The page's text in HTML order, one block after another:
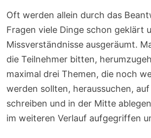
Oft werden allein durch das
Fragen viele Dinge schon geklärt
Missverständnisse ausgeräumt.
die Teilnehmer bitten,
maximal drei Themen, die noch
werden sollten, heraussuchen,
schreiben und in der Mitte
im weiteren Verlauf aufgegriffen